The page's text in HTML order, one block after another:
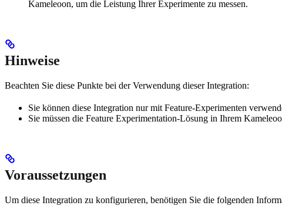
Kameleoon, um die Leistung Ihrer Experimente zu messen.
Hinweise
Beachten Sie diese Punkte bei der Verwendung dieser Integration:
Sie können diese Integration nur mit Feature-Experimenten
Sie müssen die Feature Experimentation-Lösung in Ihrem
Voraussetzungen
Um diese Integration zu konfigurieren, benötigen Sie die folgenden